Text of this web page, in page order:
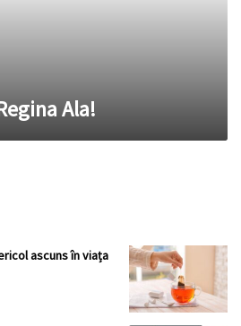
Ala!
ascuns în viața